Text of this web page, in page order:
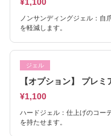
ノンサンディングジェル：自
を軽減します。
ジェル
【オプション】 プレ
¥1,100
ハードジェル：仕上げのコー
を持たせます。